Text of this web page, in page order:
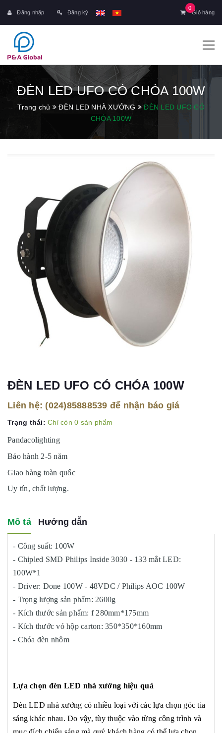
0
Giỏ hàng
Đăng nhập Đăng ký
ĐÈN LED UFO CÓ CHÓA 100W
Trang chủ ĐÈN LED NHÀ XƯỞNG
ĐÈN LED UFO CÓ
CHÓA 100W
ĐÈN LED UFO CÓ CHÓA 100W
Liên hệ: (024)85888539 để nhận báo giá
Trạng thái: Chỉ còn 0 sản phẩm
Pandacolighting
Bảo hành 2-5 năm
Giao hàng toàn quốc
Uy tín, chất lượng.
Mô tả Hướng dẫn
- Công suất: 100W
- Chipled SMD Philips Inside 3030 - 133 mắt LED:
100W*1
- Driver: Done 100W - 48VDC / Philips AOC 100W
- Trọng lượng sản phẩm: 2600g
- Kích thước sản phẩm: f 280mm*175mm
- Kích thước vỏ hộp carton: 350*350*160mm
- Chóa đèn nhôm
Lựa chọn đèn LED nhà xưởng hiệu quả
Đèn LED nhà xưởng có nhiều loại với các lựa chọn góc tia
sáng khác nhau. Do vậy, tùy thuộc vào từng công trình và